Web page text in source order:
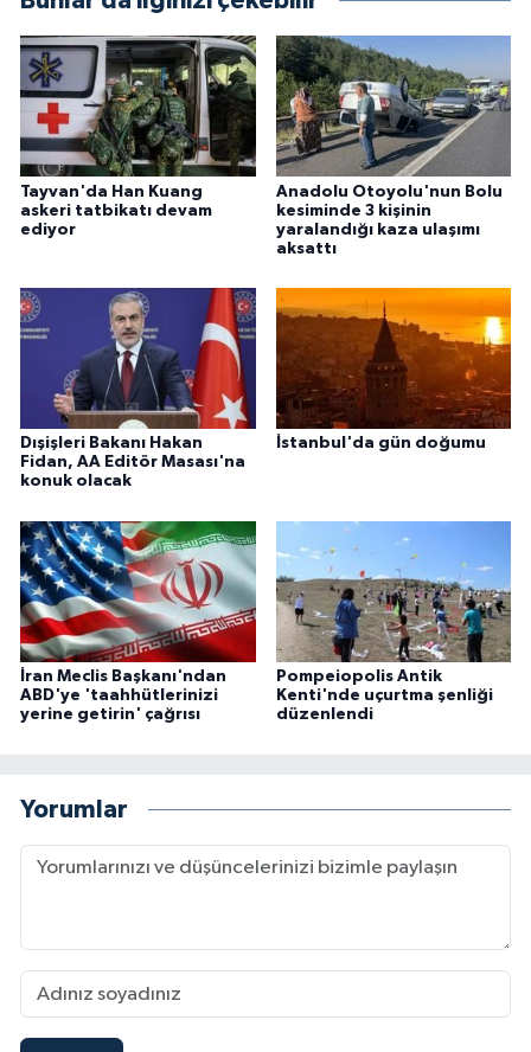
Tayvan'da Han Kuang
askeri tatbikatı devam
ediyor
Anadolu Otoyolu'nun Bolu
kesiminde 3 kişinin
yaralandığı kaza ulaşımı
aksattı
Dışişleri Bakanı Hakan
Fidan, AA Editör Masası'na
konuk olacak
İstanbul'da gün doğumu
İran Meclis Başkanı'ndan
ABD'ye 'taahhütlerinizi
yerine getirin' çağrısı
Pompeiopolis Antik
Kenti'nde uçurtma şenliği
düzenlendi
Yorumlar